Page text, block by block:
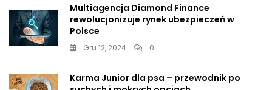
Multiagencja Diamond Finance
rewolucjonizuje rynek ubezpieczeń w
Polsce
Gru 12, 2024 0
Karma Junior dla psa – przewodnik po